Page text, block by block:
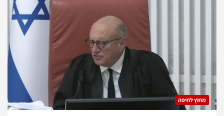
מחוץ לחיפה